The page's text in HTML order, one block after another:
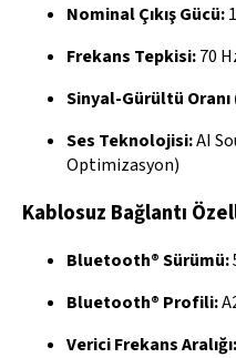
Nominal Çıkış Gücü:
Frekans Tepkisi:70
Sinyal-Gürültü Oranı
Ses Teknolojisi:AI
Optimizasyon)
Kablosuz Bağlantı
Bluetooth® Sürümü:
Bluetooth® Profili:
Verici Frekans Aralığı: